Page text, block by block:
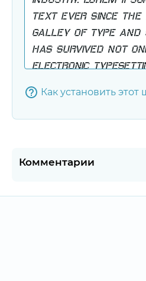
Как установить
Комментарии